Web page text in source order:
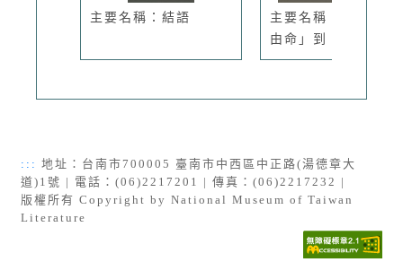
主要名稱：結語
主要名稱：由「聽天
由命」到「...
::: 地址：台南市700005 臺南市中西區中正路(湯德章大
道)1號 | 電話：(06)2217201 | 傳真：(06)2217232 |
版權所有 Copyright by National Museum of Taiwan
Literature